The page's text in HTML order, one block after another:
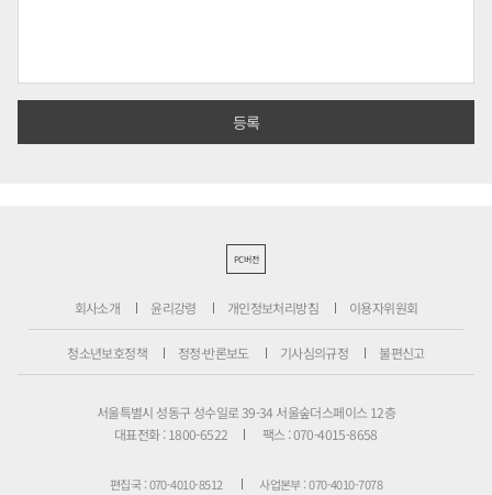
PC버전
회사소개 윤리강령 개인정보처리방침 이용자위원회
청소년보호정책 정정·반론보도 기사심의규정 불편신고
서울특별시 성동구 성수일로 39-34 서울숲더스페이스 12층
대표전화 : 1800-6522
팩스 : 070-4015-8658
편집국 : 070-4010-8512 사업본부 : 070-4010-7078